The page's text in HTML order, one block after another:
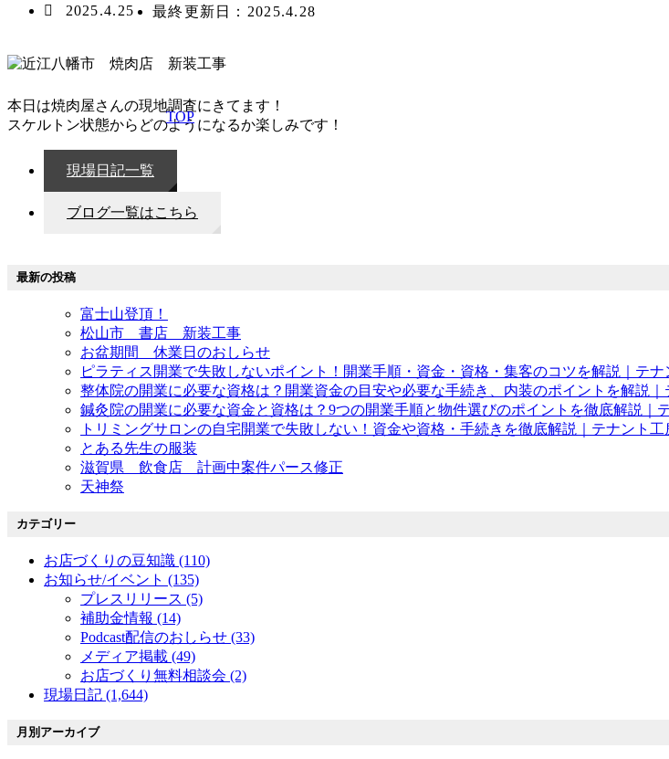
TOP
2025.4.25 最終更新日： 2025.4.28
本日は焼肉屋さんの現地調査にきてます！
スケルトン状態からどのようになるか楽しみです！
現場日記一覧
ブログ一覧はこちら
最新の投稿
富士山登頂！
松山市 書店 新装工事
お盆期間 休業日のおしらせ
ピラティス開業で失敗しないポイント！開業手順・資金・資格・集客のコツを解説｜テナ
整体院の開業に必要な資格は？開業資金の目安や必要な手続き、内装のポイントを解説｜
鍼灸院の開業に必要な資金と資格は？9つの開業手順と物件選びのポイントを徹底解説｜
トリミングサロンの自宅開業で失敗しない！資金や資格・手続きを徹底解説｜テナント工
とある先生の服装
滋賀県 飲食店 計画中案件パース修正
天神祭
カテゴリー
お店づくりの豆知識 (110)
お知らせ/イベント (135)
プレスリリース (5)
補助金情報 (14)
Podcast配信のおしらせ (33)
メディア掲載 (49)
お店づくり無料相談会 (2)
現場日記 (1,644)
月別アーカイブ